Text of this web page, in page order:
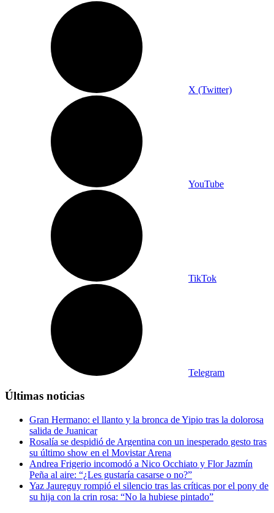
X (Twitter)
YouTube
TikTok
Telegram
Últimas noticias
Gran Hermano: el llanto y la bronca de Yipio tras la dolorosa
salida de Juanicar
Rosalía se despidió de Argentina con un inesperado gesto tras
su último show en el Movistar Arena
Andrea Frigerio incomodó a Nico Occhiato y Flor Jazmín
Peña al aire: “¿Les gustaría casarse o no?”
Yaz Jaureguy rompió el silencio tras las críticas por el pony de
su hija con la crin rosa: “No la hubiese pintado”